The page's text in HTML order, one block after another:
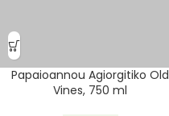
Papaioannou Agiorgitiko Old
Vines, 750 ml